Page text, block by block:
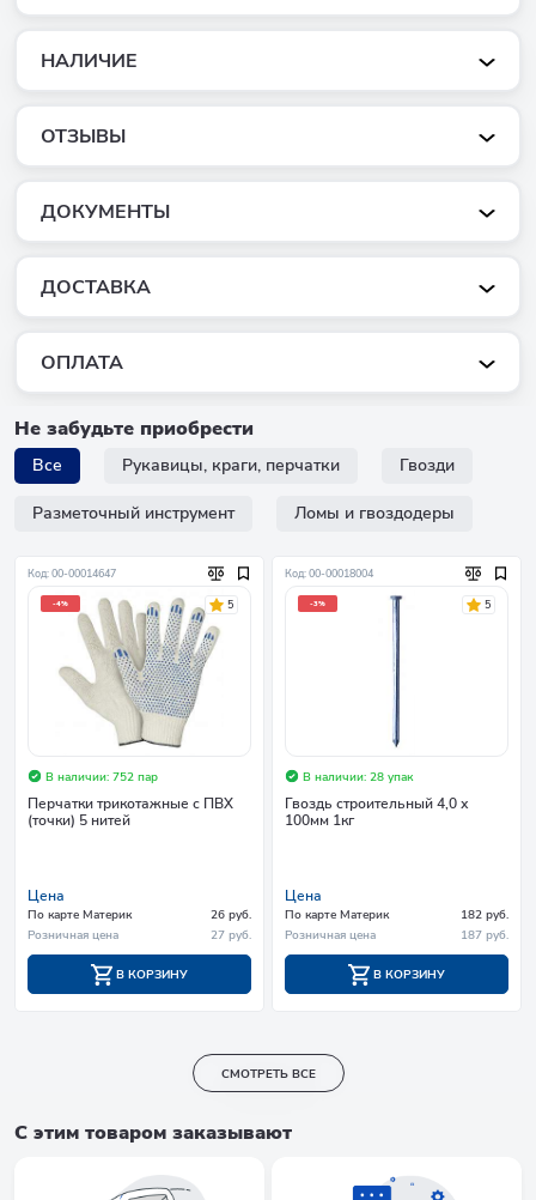
НАЛИЧИЕ
ОТЗЫВЫ
ДОКУМЕНТЫ
ДОСТАВКА
ОПЛАТА
Не забудьте приобрести
Все Рукавицы, краги, перчатки Гвозди
Разметочный инструмент Ломы и гвоздодеры
Код: 00-00014647
-4% 5
В наличии: 752 пар
Перчатки трикотажные с ПВХ
(точки) 5 нитей
Цена
По карте Материк
26 руб.
Розничная цена
27 руб.
В КОРЗИНУ
Код: 00-00018004
-3% 5
В наличии: 28 упак
Гвоздь строительный 4,0 х
100мм 1кг
Цена
По карте Материк
182 руб.
Розничная цена
187 руб.
В КОРЗИНУ
СМОТРЕТЬ ВСЕ
С этим товаром заказывают